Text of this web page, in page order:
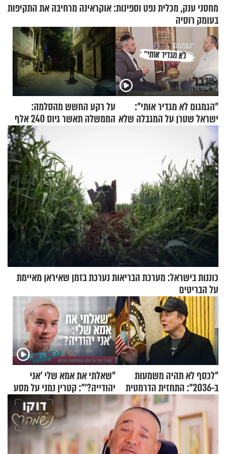
מחסני ענק, מכלית נפט וספינות: אוקראינה מרחיבה את התקיפות
בעומק רוסיה
"הגמגום לא מגדיר אותי":
ישראל שטרן על המגבלה שלא
עוצרת אותו
על רקע החשש מהסלמה:
הממשלה תאשר גיוס 240 אלף
כוננות בישראל: מערכת הבריאות נערכת בזמן שאיראן מאיימת
על הבריטים
"לכסף לא תהיה משמעות
ב-2036": התחזית הדרמטית
של אילון מאסק על עתיד
הכלכלה
"שאלתי את אמא שלי 'אני
יהודייה?'": קטרין נמני על מסע
ההתחזקות המרגש